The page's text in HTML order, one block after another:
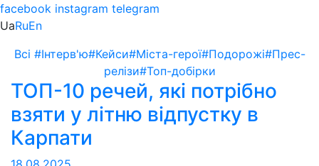
facebook instagram telegram
UaRuEn
Всі #Інтерв'ю#Кейси#Міста-герої#Подорожі#Прес-
релізи#Топ-добірки
ТОП-10 речей, які потрібно
взяти у літню відпустку в
Карпати